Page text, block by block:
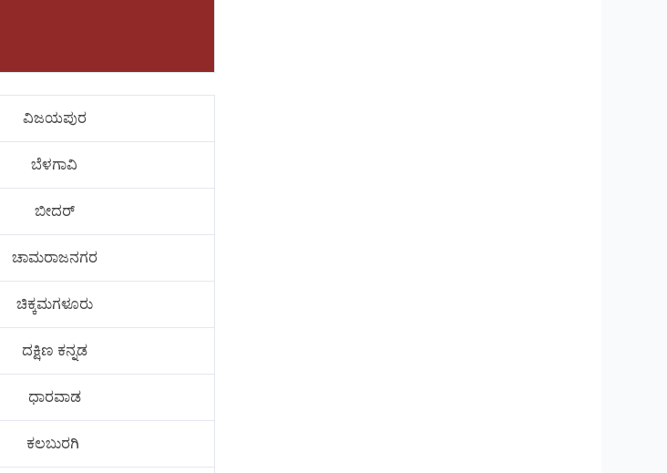
ವಿಜಯಪುರ
ಬೆಳಗಾವಿ
ಬೀದರ್
ಚಾಮರಾಜನಗರ
ಚಿಕ್ಕಮಗಳೂರು
ದಕ್ಷಿಣ ಕನ್ನಡ
ಧಾರವಾಡ
ಕಲಬುರಗಿ